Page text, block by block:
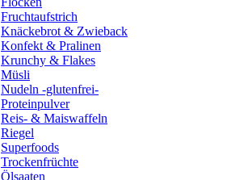
Fruchtaufstrich
Knäckebrot & Zwieback
Konfekt & Pralinen
Krunchy & Flakes
Müsli
Nudeln -glutenfrei-
Proteinpulver
Reis- & Maiswaffeln
Riegel
Superfoods
Trockenfrüchte
Ölsaaten